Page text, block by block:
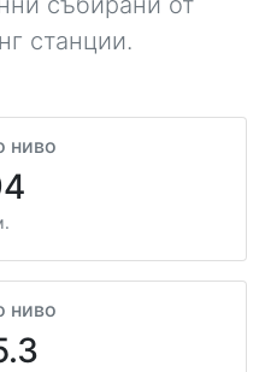
станции.
ниво
ниво